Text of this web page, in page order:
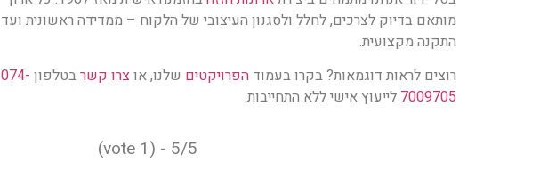
מותאם בדיוק לצרכים, לחלל ולסגנון העיצובי של הלקוח – ממדידה ראשונית ועד
התקנה מקצועית.
רוצים לראות דוגמאות? בקרו בעמוד הפרויקטים שלנו, אוצרו קשרבטלפון 074-
7009705 לייעוץ אישי ללא התחייבות.
5/5 - (1 vote)